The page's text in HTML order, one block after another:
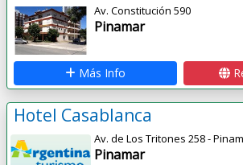
Av. Constitución 590
Pinamar
Más Info
Hotel Casablanca
Av. de Los Tritones 258 -
Pinamar